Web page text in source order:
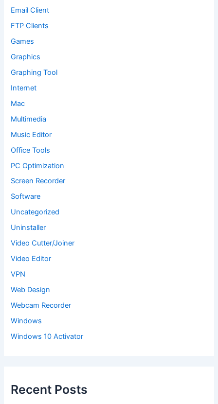
Email Client
FTP Clients
Games
Graphics
Graphing Tool
Internet
Mac
Multimedia
Music Editor
Office Tools
PC Optimization
Screen Recorder
Software
Uncategorized
Uninstaller
Video Cutter/Joiner
Video Editor
VPN
Web Design
Webcam Recorder
Windows
Windows 10 Activator
Recent Posts